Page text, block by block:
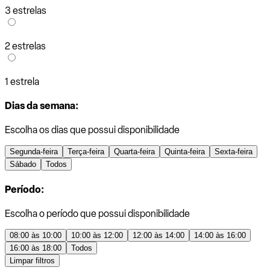
3 estrelas
2 estrelas
1 estrela
Dias da semana:
Escolha os dias que possui disponibilidade
Segunda-feira Terça-feira Quarta-feira Quinta-feira
Sexta-feira
Sábado
Todos
Período:
Escolha o período que possui disponibilidade
08:00 às 10:00 10:00 às 12:00 12:00 às 14:00
14:00 às 16:00
16:00 às 18:00
Todos
Limpar filtros